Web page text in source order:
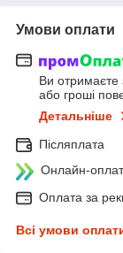
Умови оплати
Ви отримаєте
або гроші
Детальніше
Післяплата
Онлайн-
Оплата за
Всі умови